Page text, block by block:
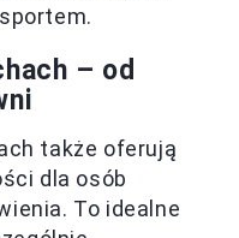
– od
także oferują
dla osób
To idealne